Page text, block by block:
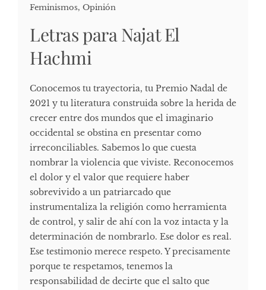
Feminismos, Opinión
Letras para Najat El
Hachmi
Conocemos tu trayectoria, tu Premio Nadal de
2021 y tu literatura construida sobre la herida de
crecer entre dos mundos que el imaginario
occidental se obstina en presentar como
irreconciliables. Sabemos lo que cuesta
nombrar la violencia que viviste. Reconocemos
el dolor y el valor que requiere haber
sobrevivido a un patriarcado que
instrumentaliza la religión como herramienta
de control, y salir de ahí con la voz intacta y la
determinación de nombrarlo. Ese dolor es real.
Ese testimonio merece respeto. Y precisamente
porque te respetamos, tenemos la
responsabilidad de decirte que el salto que